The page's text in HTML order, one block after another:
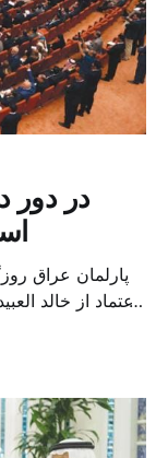
در دور
پارلمان عراق
اعتماد از خالد